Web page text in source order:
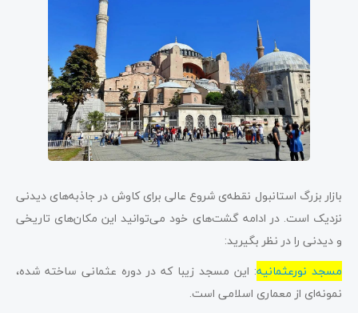
بازار بزرگ استانبول نقطه‌ی شروع عالی برای کاوش در جاذبه‌های دیدنی
نزدیک است. در ادامه گشت‌های خود می‌توانید این مکان‌های تاریخی
و دیدنی را در نظر بگیرید:
مسجد نورعثمانیه: این مسجد زیبا که در دوره عثمانی ساخته شده،
نمونه‌ای از معماری اسلامی است.